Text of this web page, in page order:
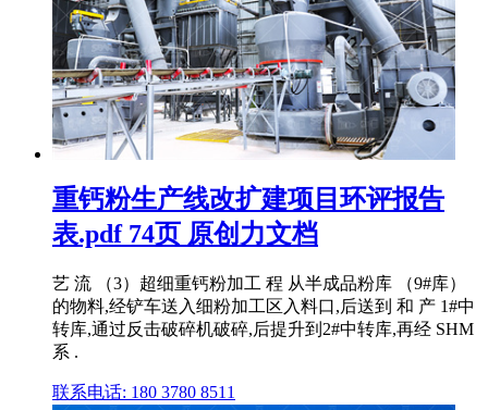
重钙粉生产线改扩建项目环评报告
表.pdf 74页 原创力文档
艺 流 （3）超细重钙粉加工 程 从半成品粉库 （9#库）
的物料,经铲车送入细粉加工区入料口,后送到 和 产 1#中
转库,通过反击破碎机破碎,后提升到2#中转库,再经 SHM
系 .
联系电话: 180 3780 8511